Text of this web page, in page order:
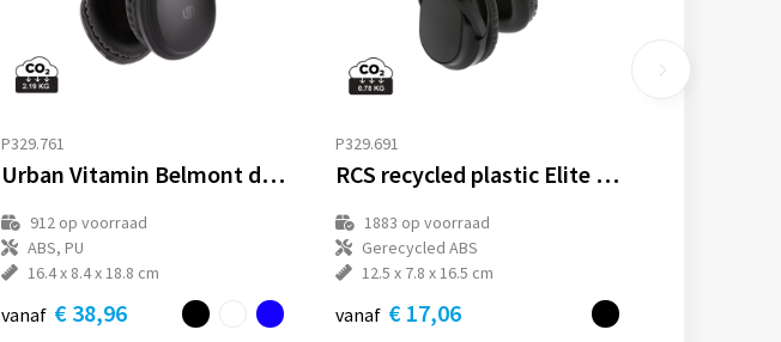
P329.761
Urban Vitamin Belmont draadloze hoofdtelefoon
912 op voorraad
ABS, PU
16.4 x 8.4 x 18.8 cm
vanaf € 38,96
P329.691
RCS recycled plastic Elite opvouwbare draadloze koptelefoon
1883 op voorraad
Gerecycled ABS
12.5 x 7.8 x 16.5 cm
vanaf € 17,06